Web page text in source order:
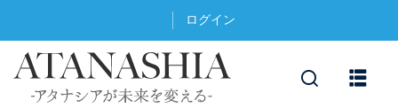
ログイン